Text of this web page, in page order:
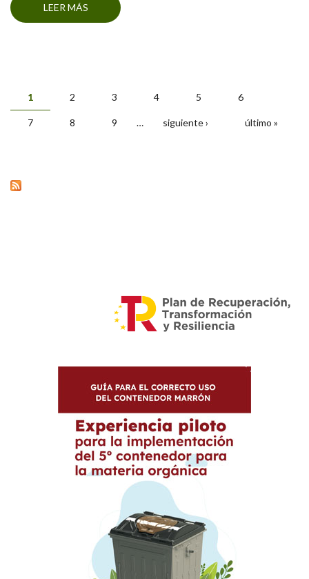
LEER MÁS
SOBRE LA MANCOMUNIDAD DEL NORDESTE
SACA A LICITACIÓN EL NUEVO SERVICIO DE
RECOGIDA DE RESIDUOS POR 47’4 MILLONES
PÁGINAS
1 2 3 4 5 6
7 8 9 … siguiente › último »